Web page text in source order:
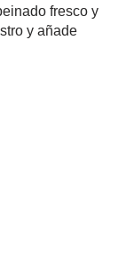
fresco y
y añade